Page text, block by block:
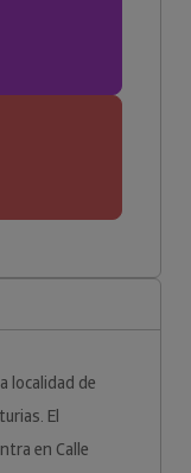
localidad de
El
en Calle